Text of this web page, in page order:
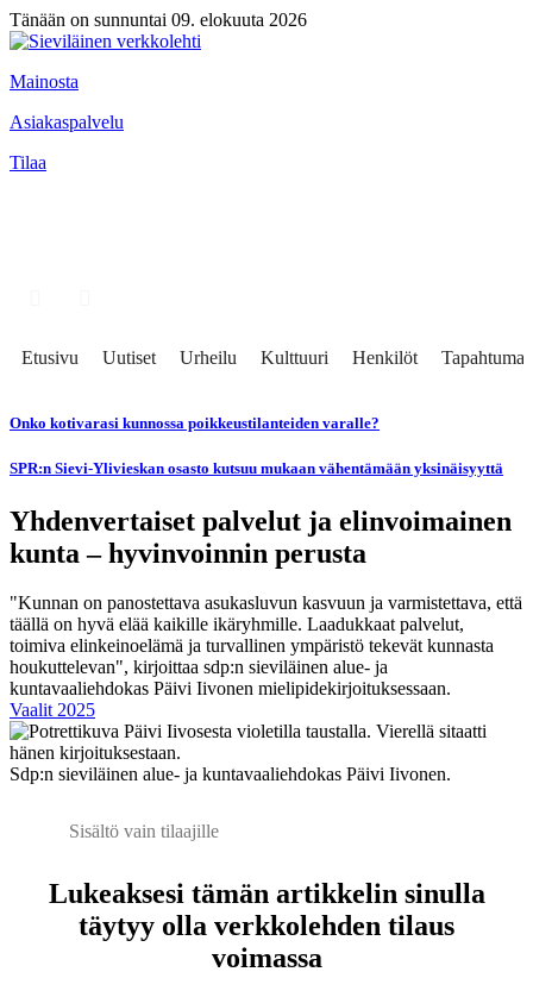
Tänään on sunnuntai 09. elokuuta 2026
Mainosta
Asiakaspalvelu
Tilaa
Etusivu Uutiset Urheilu Kulttuuri Henkilöt Tapahtumat
Onko kotivarasi kunnossa poikkeustilanteiden varalle?
SPR:n Sievi-Ylivieskan osasto kutsuu mukaan vähentämään yksinäisyyttä
Yhdenvertaiset palvelut ja elinvoimainen
kunta – hyvinvoinnin perusta
"Kunnan on panostettava asukasluvun kasvuun ja varmistettava, että
täällä on hyvä elää kaikille ikäryhmille. Laadukkaat palvelut,
toimiva elinkeinoelämä ja turvallinen ympäristö tekevät kunnasta
houkuttelevan", kirjoittaa sdp:n sieviläinen alue- ja
kuntavaaliehdokas Päivi Iivonen mielipidekirjoituksessaan.
Vaalit 2025
Sdp:n sieviläinen alue- ja kuntavaaliehdokas Päivi Iivonen.
Sisältö vain tilaajille
Lukeaksesi tämän artikkelin sinulla
täytyy olla verkkolehden tilaus
voimassa